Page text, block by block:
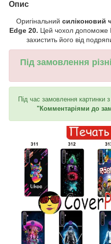
Опис
Оригінальний силіконовий
Edge 20. Цей чохол допоможе
захистить його від
Під замовлення
Під час замовлення картинки
"Комментаріями до